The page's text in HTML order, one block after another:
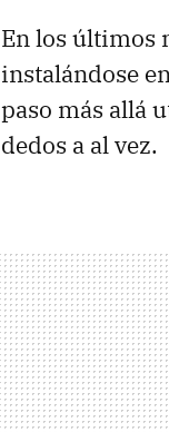
En los últimos
instalándose
paso más allá
dedos a al vez.